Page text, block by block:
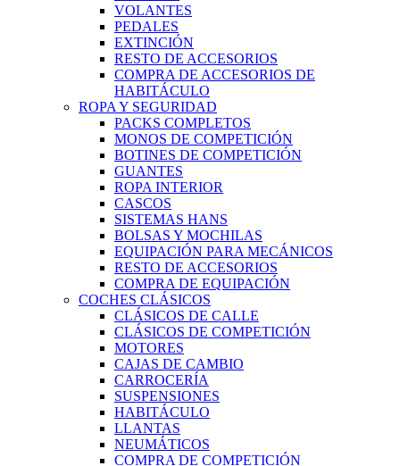
VOLANTES
PEDALES
EXTINCIÓN
RESTO DE ACCESORIOS
COMPRA DE ACCESORIOS DE
HABITÁCULO
ROPA Y SEGURIDAD
PACKS COMPLETOS
MONOS DE COMPETICIÓN
BOTINES DE COMPETICIÓN
GUANTES
ROPA INTERIOR
CASCOS
SISTEMAS HANS
BOLSAS Y MOCHILAS
EQUIPACIÓN PARA MECÁNICOS
RESTO DE ACCESORIOS
COMPRA DE EQUIPACIÓN
COCHES CLÁSICOS
CLÁSICOS DE CALLE
CLÁSICOS DE COMPETICIÓN
MOTORES
CAJAS DE CAMBIO
CARROCERÍA
SUSPENSIONES
HABITÁCULO
LLANTAS
NEUMÁTICOS
COMPRA DE COMPETICIÓN